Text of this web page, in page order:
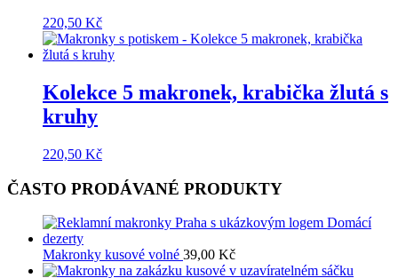
220,50 Kč
Kolekce 5 makronek, krabička žlutá s
kruhy
220,50 Kč
ČASTO PRODÁVANÉ PRODUKTY
Makronky kusové volné 39,00 Kč